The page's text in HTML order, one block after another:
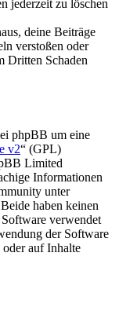
jederzeit zu löschen
deine Beiträge
verstoßen oder
Dritten Schaden
phpBB um eine
v2“ (GPL)
Limited
Informationen
unter
haben keinen
verwendet
der Software
auf Inhalte